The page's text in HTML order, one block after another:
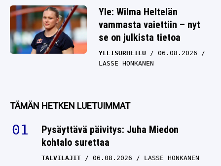
Yle: Wilma Heltelän
vammasta vaiettiin – nyt
se on julkista tietoa
YLEISURHEILU
06.08.2026
LASSE HONKANEN
TÄMÄN HETKEN LUETUIMMAT
Pysäyttävä päivitys: Juha Miedon
kohtalo surettaa
TALVILAJIT 06.08.2026 LASSE HONKANEN